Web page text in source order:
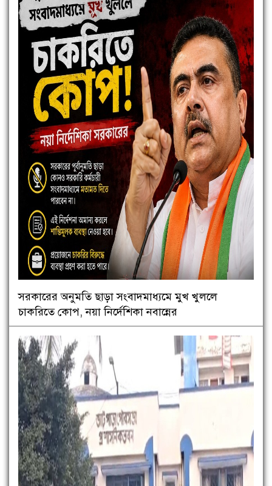
সরকারের অনুমতি ছাড়া সংবাদমাধ্যমে মুখ খুললে
চাকরিতে কোপ, নয়া নির্দেশিকা নবান্নের